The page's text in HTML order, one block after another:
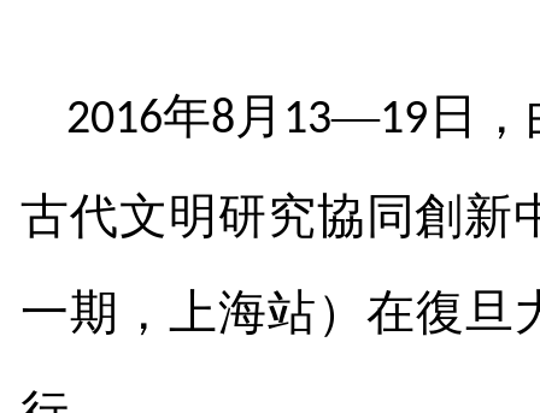
2016年8月 13—19 日
古代文明研究協同創新
一期，上海站）在復旦